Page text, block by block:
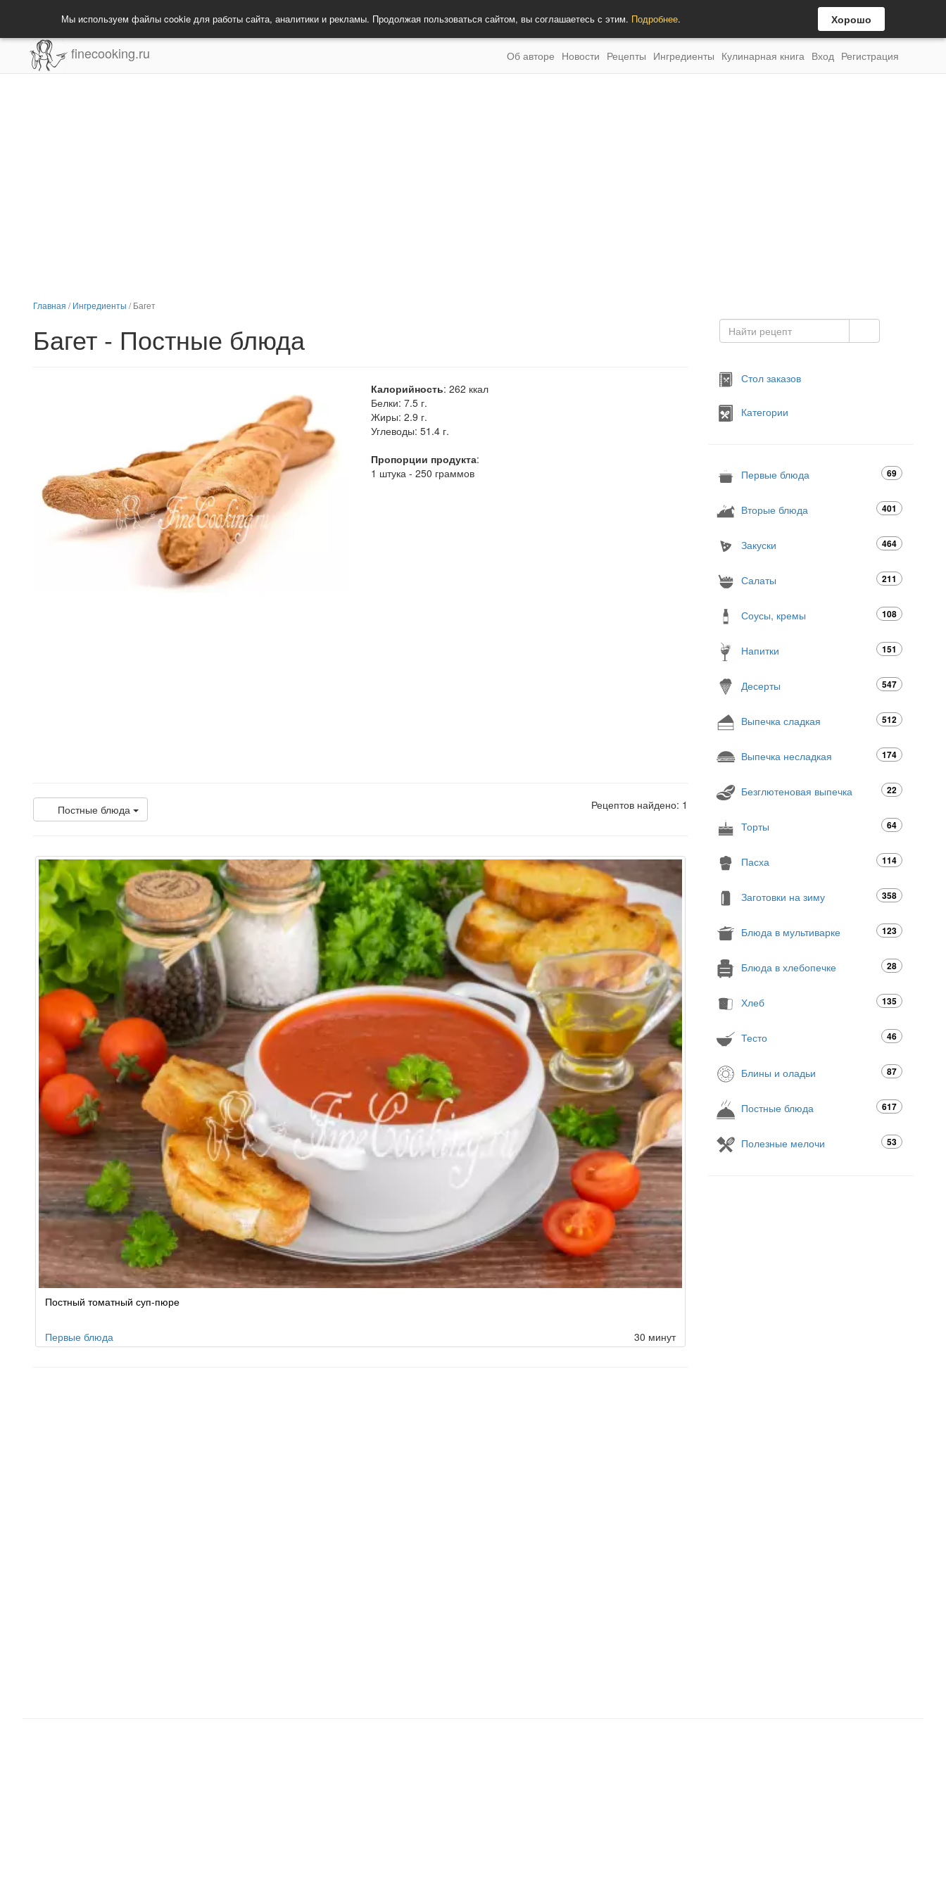
Мы используем файлы cookie для работы сайта, аналитики и рекламы. Продолжая пользоваться сайтом, вы соглашаетесь с этим. Подробнее. Хорошо
finecooking.ru Об авторе Новости Рецепты Ингредиенты Кулинарная книга Вход Регистрация
Главная /Ингредиенты /Багет
Багет - Постные блюда
Калорийность: 262 ккал
Белки: 7.5 г.
Жиры: 2.9 г.
Углеводы: 51.4 г.
Пропорции продукта:
1 штука - 250 граммов
Постные блюда Рецептов найдено: 1
Постный томатный суп-пюре
Первые блюда 30 минут
Стол заказов
Категории
Первые блюда 69
Вторые блюда 401
Закуски 464
Салаты 211
Соусы, кремы 108
Напитки 151
Десерты 547
Выпечка сладкая 512
Выпечка несладкая 174
Безглютеновая выпечка 22
Торты 64
Пасха 114
Заготовки на зиму 358
Блюда в мультиварке 123
Блюда в хлебопечке 28
Хлеб 135
Тесто 46
Блины и оладьи 87
Постные блюда 617
Полезные мелочи 53